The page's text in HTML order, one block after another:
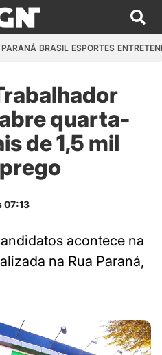
PARANÁ BRASIL ESPORTES
quarta-
de 1,5 mil
07:13
acontece na
na Rua Paraná,